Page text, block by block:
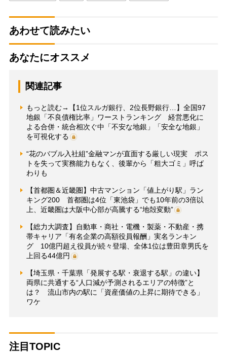
あわせて読みたい
あなたにオススメ
関連記事
もっと読む→【1位スルガ銀行、2位長野銀行…】全国97
地銀「不良債権比率」ワーストランキング 経営悪化に
よる合併・統合相次ぐ中「不安な地銀」「安全な地銀」
を可視化する
“花のバブル入社組”金融マンが直面する厳しい現実 ポス
トを失って実務能力もなく、後輩から「粗大ゴミ」呼ば
わりも
【首都圏＆近畿圏】中古マンション「値上がり駅」ラン
キング200 首都圏は4位「東池袋」でも10年前の3倍以
上、近畿圏は大阪中心部が高騰する“地殻変動”
【総力大調査】自動車・商社・電機・製薬・不動産・携
帯キャリア「有名企業の高額役員報酬」実名ランキン
グ 10億円超え役員が続々登場、全体1位は豊田章男氏を
上回る44億円
【埼玉県・千葉県「発展する駅・衰退する駅」の違い】
両県に共通する“人口減が予測されるエリアの特徴”と
は？ 流山市内の駅に「資産価値の上昇に期待できる」
ワケ
注目TOPIC